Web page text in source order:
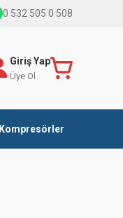
0 532 505 0 508
Giriş Yap
Üye Ol
Kompresörler